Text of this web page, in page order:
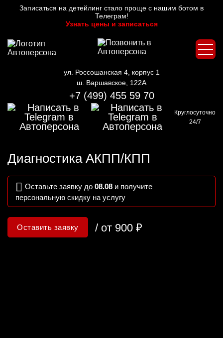
Записаться на детейлинг стало проще с нашим ботом в
Телеграм!
Узнать цены и записаться
ул. Россошанская 4, корпус 1
ш. Варшавское, 122А
+7 (499) 455 59 70
Круглосуточно
24/7
Диагностика АКПП/КПП
Оставьте заявку до 08.08 и получите
персональную скидку на услугу
Оставить заявку / от 900 ₽